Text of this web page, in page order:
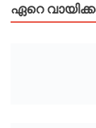
ഏറെ